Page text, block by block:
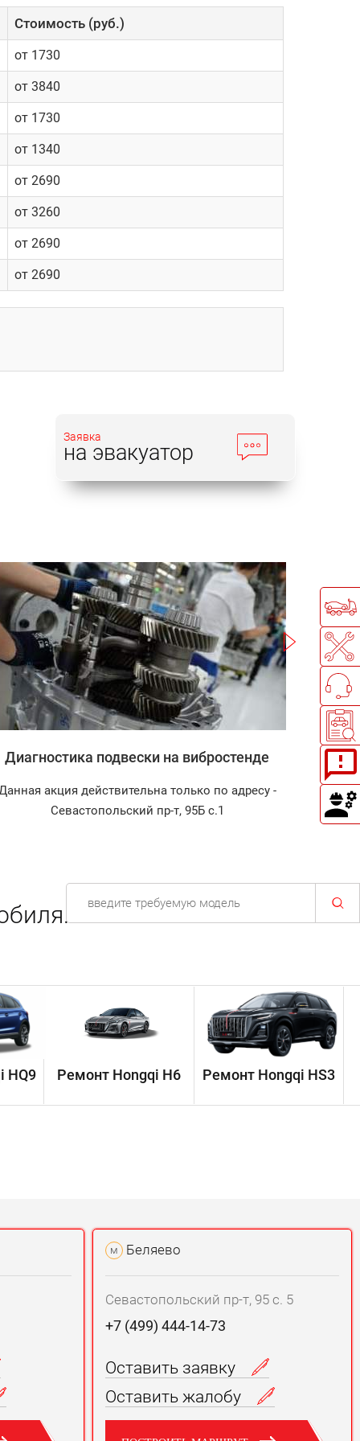
Cтоимость (руб.)
от 1730
от 3840
от 1730
от 1340
от 2690
от 3260
от 2690
от 2690
Заявка
на эвакуатор
Записаться
Диагностика подвески на вибростенде
акция действительна только по адресу -
Севастопольский пр-т, 95Б с.1
HQ9 Ремонт Hongqi H6 Ремонт Hongqi HS3
м Беляево
Севастопольский пр-т, 95 с. 5
+7 (499) 444-14-73
Оставить заявку
Оставить жалобу